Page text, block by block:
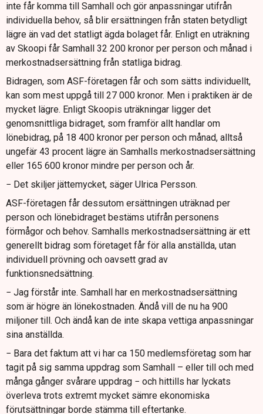
inte får komma till Samhall och gör anpassningar utifrån
individuella behov, så blir ersättningen från staten betydligt
lägre än vad det statligt ägda bolaget får. Enligt en uträkning
av Skoopi får Samhall 32 200 kronor per person och månad i
merkostnadsersättning från statliga bidrag.
Bidragen, som ASF-företagen får och som sätts individuellt,
kan som mest uppgå till 27 000 kronor. Men i praktiken är de
mycket lägre. Enligt Skoopis uträkningar ligger det
genomsnittliga bidraget, som framför allt handlar om
lönebidrag, på 18 400 kronor per person och månad, alltså
ungefär 43 procent lägre än Samhalls merkostnadsersättning
eller 165 600 kronor mindre per person och år.
− Det skiljer jättemycket, säger Ulrica Persson.
ASF-företagen får dessutom ersättningen uträknad per
person och lönebidraget bestäms utifrån personens
förmågor och behov. Samhalls merkostnadsersättning är ett
generellt bidrag som företaget får för alla anställda, utan
individuell prövning och oavsett grad av
funktionsnedsättning.
− Jag förstår inte. Samhall har en merkostnadsersättning
som är högre än lönekostnaden. Ändå vill de nu ha 900
miljoner till. Och ändå kan de inte skapa vettiga anpassningar
sina anställda.
− Bara det faktum att vi har ca 150 medlemsföretag som har
tagit på sig samma uppdrag som Samhall – eller till och med
många gånger svårare uppdrag − och hittills har lyckats
överleva trots extremt mycket sämre ekonomiska
förutsättningar borde stämma till eftertanke.